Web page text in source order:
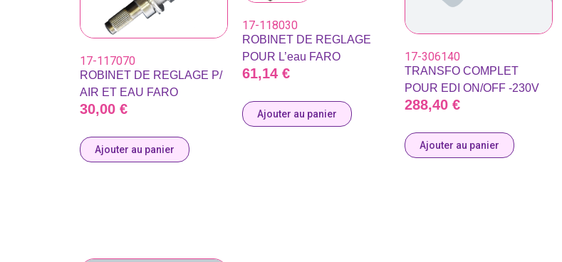
17-117070
ROBINET DE REGLAGE P/
AIR ET EAU FARO
30,00 €
Ajouter au panier
17-118030
ROBINET DE REGLAGE
POUR L’eau FARO
61,14 €
Ajouter au panier
17-306140
TRANSFO COMPLET
POUR EDI ON/OFF -230V
288,40 €
Ajouter au panier